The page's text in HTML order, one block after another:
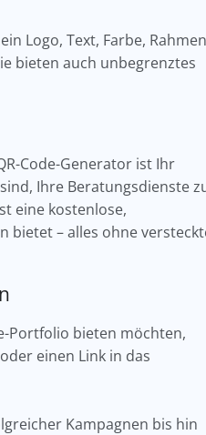
Logo, Text, Farbe, Rahmen
bieten auch unbegrenztes
Code-Generator ist Ihr
Ihre Beratungsdienste
eine kostenlose,
bietet – alles ohne
Portfolio bieten möchten,
einen Link in das
Kampagnen bis hin